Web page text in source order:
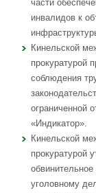
части
инвалидов к
Кинельской
прокуратурой
соблюдения
ограниченной
«Индикатор».
Кинельской
прокуратурой
уголовному